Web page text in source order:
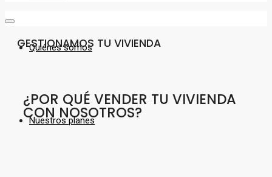
Quiénes somos
Nuestros planes
GESTIONAMOS TU VIVIENDA
¿POR QUÉ VENDER TU VIVIENDA
CON NOSOTROS?